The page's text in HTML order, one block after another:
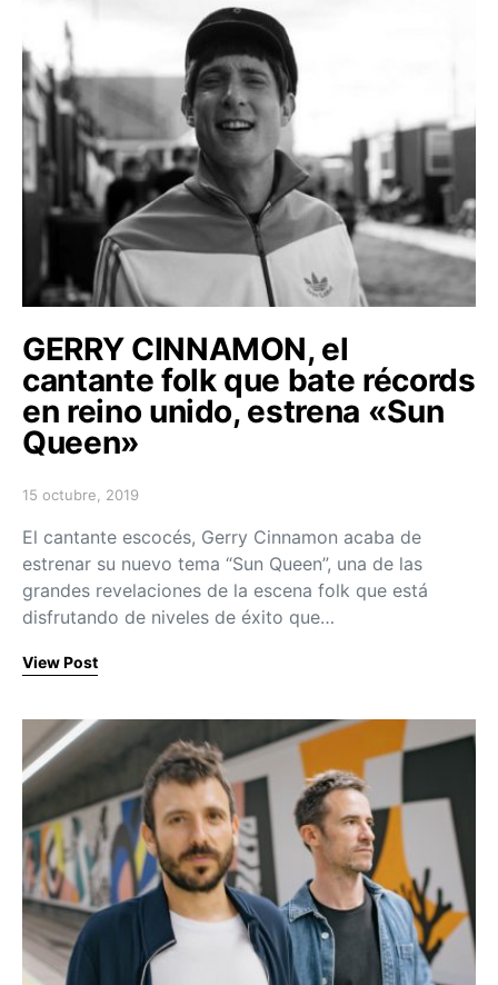
GERRY CINNAMON, el
cantante folk que bate récords
en reino unido, estrena «Sun
Queen»
Posted on
15 octubre, 2019
El cantante escocés, Gerry Cinnamon acaba de
estrenar su nuevo tema “Sun Queen”, una de las
grandes revelaciones de la escena folk que está
disfrutando de niveles de éxito que…
View Post